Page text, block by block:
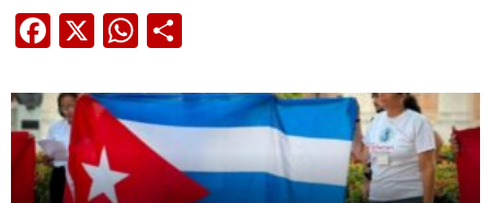
Facebook
X WhatsApp